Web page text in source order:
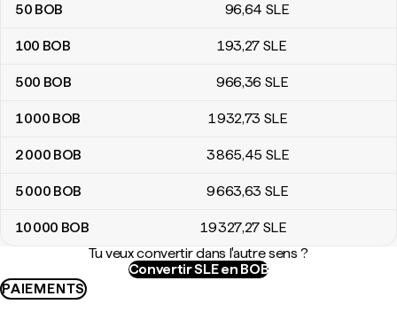
50 BOB 96,64 SLE
100 BOB 193,27 SLE
500 BOB 966,36 SLE
1 000 BOB 1 932,73 SLE
2 000 BOB 3 865,45 SLE
5 000 BOB 9 663,63 SLE
10 000 BOB 19 327,27 SLE
Tu veux convertir dans l'autre sens ?
Convertir SLE en BOB
PAIEMENTS